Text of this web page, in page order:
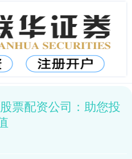
票配资公司：助您投